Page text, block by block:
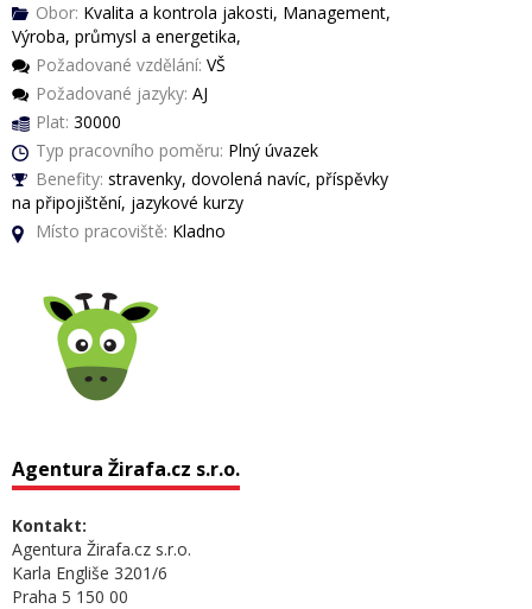
Obor: Kvalita a kontrola jakosti, Management,
Výroba, průmysl a energetika,
Požadované vzdělání: VŠ
Požadované jazyky: AJ
Plat: 30000
Typ pracovního poměru: Plný úvazek
Benefity: stravenky, dovolená navíc, příspěvky
na připojištění, jazykové kurzy
Místo pracoviště: Kladno
Agentura Žirafa.cz s.r.o.
Kontakt:
Agentura Žirafa.cz s.r.o.
Karla Engliše 3201/6
Praha 5 150 00